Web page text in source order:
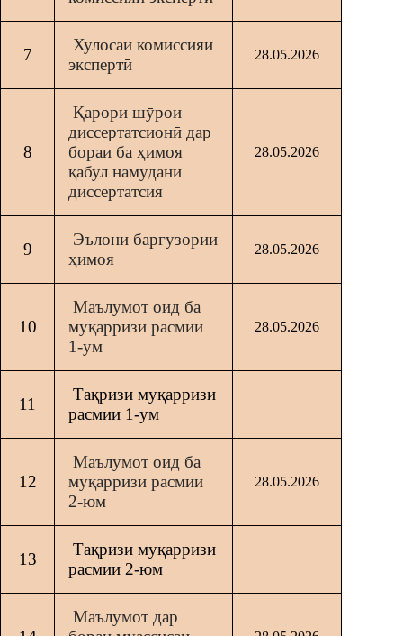
7
Хулосаи комиссияи
экспертӣ
28.05.2026
8
Қарори шӯрои
диссертатсионӣ дар
бораи ба ҳимоя
қабул намудани
диссертатсия
28.05.2026
9
Эълони баргузории
ҳимоя
28.05.2026
10
Маълумот оид ба
муқарризи расмии
1-ум
28.05.2026
11
Тақризи муқарризи
расмии 1-ум
12
Маълумот оид ба
муқарризи расмии
2-юм
28.05.2026
13
Тақризи муқарризи
расмии 2-юм
Маълумот дар